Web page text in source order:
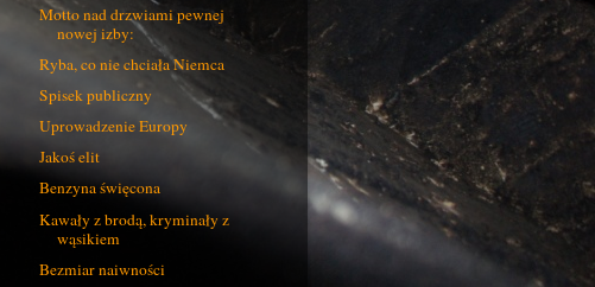
Motto nad drzwiami pewnej
nowej izby:
Ryba, co nie chciała Niemca
Spisek publiczny
Uprowadzenie Europy
Jakoś elit
Benzyna święcona
Kawały z brodą, kryminały z
wąsikiem
Bezmiar naiwności